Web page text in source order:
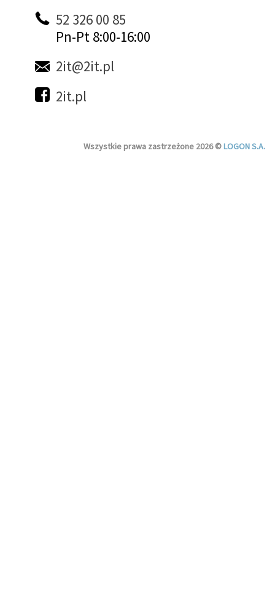
52 326 00 85
Pn-Pt 8:00-16:00
2it@2it.pl
2it.pl
Wszystkie prawa zastrzeżone 2026 ©LOGON S.A.